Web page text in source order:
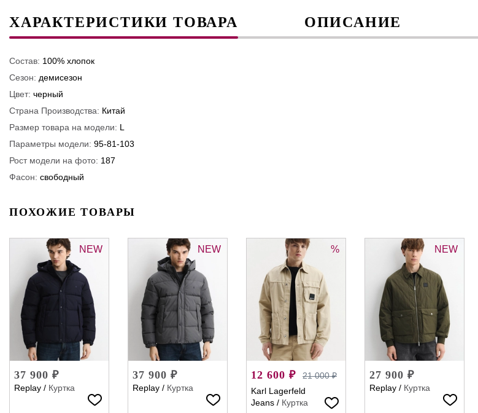
ХАРАКТЕРИСТИКИ ТОВАРА ОПИСАНИЕ
Состав: 100% хлопок
Сезон: демисезон
Цвет: черный
Страна Производства: Китай
Размер товара на модели: L
Параметры модели: 95-81-103
Рост модели на фото: 187
Фасон: свободный
ПОХОЖИЕ ТОВАРЫ
NEW
37 900 ₽
Replay / Куртка
NEW
37 900 ₽
Replay / Куртка
%
12 600 ₽
21 000 ₽
Karl Lagerfeld
Jeans / Куртка
NEW
27 900 ₽
Replay / Куртка